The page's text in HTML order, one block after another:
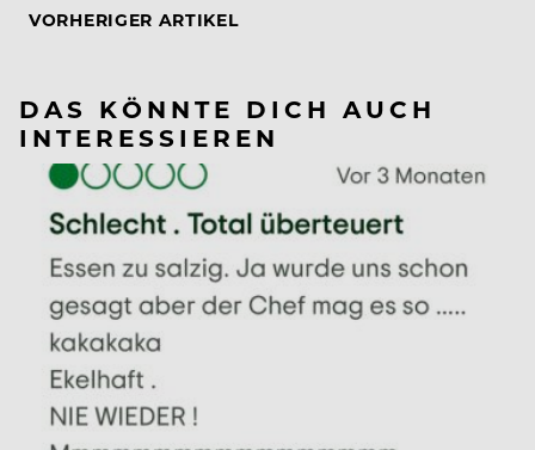
VORHERIGER ARTIKEL
DAS KÖNNTE DICH AUCH
INTERESSIEREN